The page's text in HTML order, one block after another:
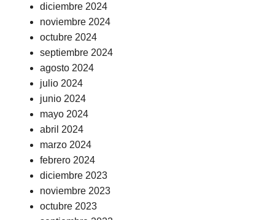
diciembre 2024
noviembre 2024
octubre 2024
septiembre 2024
agosto 2024
julio 2024
junio 2024
mayo 2024
abril 2024
marzo 2024
febrero 2024
diciembre 2023
noviembre 2023
octubre 2023